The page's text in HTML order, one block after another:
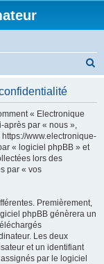
« Electronique
après par « nous »,
www.electronique-
« logiciel phpBB » et
lors des
par « vos
Premièrement,
phpBB génèrera un
Les deux
et un identifiant
par le logiciel